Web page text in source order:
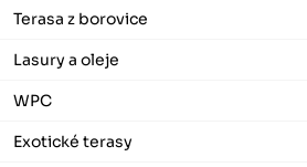
Terasa z borovice
Lasury a oleje
WPC
Exotické terasy